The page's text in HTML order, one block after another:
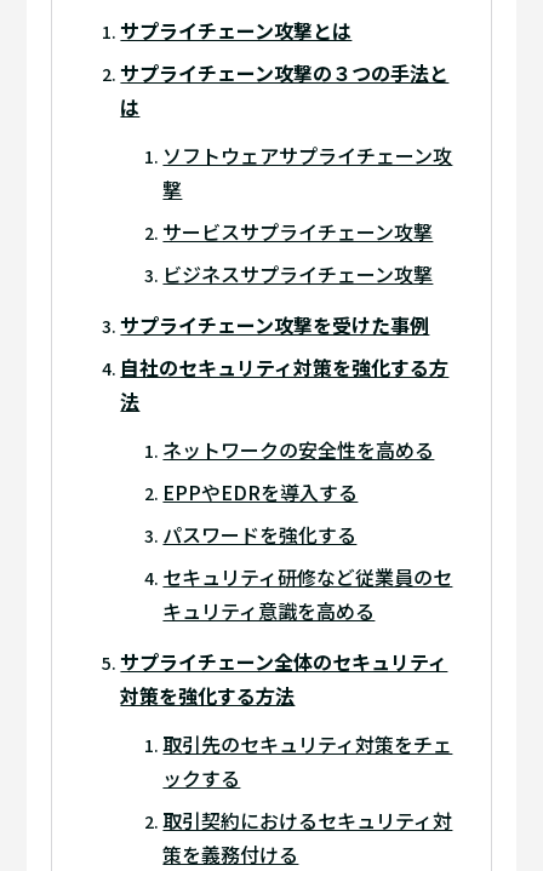
サプライチェーン攻撃とは
サプライチェーン攻撃の３つの手法と
は
ソフトウェアサプライチェーン攻
撃
サービスサプライチェーン攻撃
ビジネスサプライチェーン攻撃
サプライチェーン攻撃を受けた事例
自社のセキュリティ対策を強化する方
法
ネットワークの安全性を高める
EPPやEDRを導入する
パスワードを強化する
セキュリティ研修など従業員のセ
キュリティ意識を高める
サプライチェーン全体のセキュリティ
対策を強化する方法
取引先のセキュリティ対策をチェ
ックする
取引契約におけるセキュリティ対
策を義務付ける